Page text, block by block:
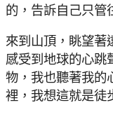
的，告訴自己只管
來到山頂，眺望著
感受到地球的心跳
物，我也聽著我的
裡，我想這就是徒